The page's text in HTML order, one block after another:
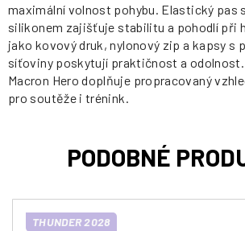
maximální volnost pohybu. Elastický pas
silikonem zajišťuje stabilitu a pohodlí při
jako kovový druk, nylonový zip a kapsy s
síťoviny poskytují praktičnost a odolnost.
Macron Hero doplňuje propracovaný
pro soutěže i trénink.
THUNDER 2028